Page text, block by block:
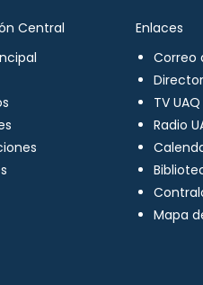
Central
Enlaces
Correo
TV UAQ
Radio
Mapa